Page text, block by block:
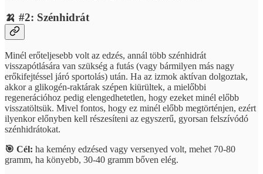
🍌 #2: Szénhidrát
Minél erőteljesebb volt az edzés, annál több szénhidrát
visszapótlására van szükség a futás (vagy bármilyen más nagy
erőkifejtéssel járó sportolás) után. Ha az izmok aktívan dolgoztak,
akkor a glikogén-raktárak szépen kiürültek, a mielőbbi
regenerációhoz pedig elengedhetetlen, hogy ezeket minél előbb
visszatöltsük. Mivel fontos, hogy ez minél előbb megtörténjen, ezért
ilyenkor előnyben kell részesíteni az egyszerű, gyorsan felszívódó
szénhidrátokat.
🎯 Cél: ha kemény edzésed vagy versenyed volt, mehet 70-80
gramm, ha könyebb, 30-40 gramm bőven elég.